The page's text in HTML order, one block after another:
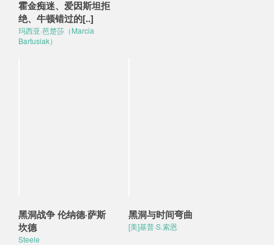
霍金痴迷、爱因斯坦拒
绝、牛顿错过的[..]
玛西亚·芭楚莎（Marcia
Bartusiak）
黑洞战争 伦纳德·萨斯
坎德
Steele
黑洞与时间弯曲
[美]基普·S.索恩